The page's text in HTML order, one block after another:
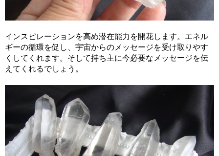
インスピレーションを高め潜在能力を開花します。エネル
ギーの循環を促し、宇宙からのメッセージを受け取りやす
くしてくれます。そして持ち主に今必要なメッセージを伝
えてくれるでしょう。